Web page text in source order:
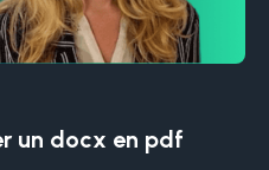
un docx en pdf